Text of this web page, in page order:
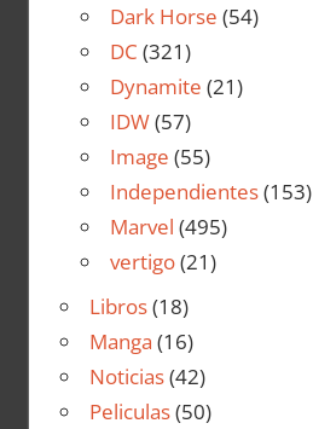
Dark Horse (54)
DC (321)
Dynamite (21)
IDW(57)
Image (55)
Independientes(153)
Marvel (495)
vertigo(21)
Libros(18)
Manga (16)
Noticias(42)
Peliculas(50)